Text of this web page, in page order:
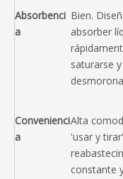
Absorbenci
a
Bien.
absorber
saturarse y
Convenienci
a
Alta
'usar y
constante